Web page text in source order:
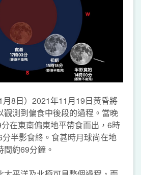
月8日）2021年11月19日黃昏將
觀測到偏食中後段的過程。當晚
在東南偏東地平帶食而出，6時
半影食終。食甚時月球尚在地
約69分鐘。